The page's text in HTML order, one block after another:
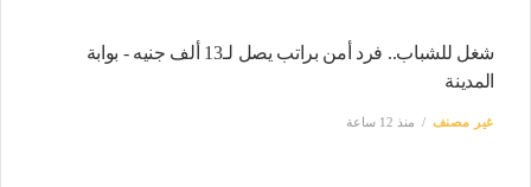
شغل للشباب.. فرد أمن براتب يصل لـ13 ألف جنيه - بوابة
المدينة
غير مصنف منذ 12 ساعة